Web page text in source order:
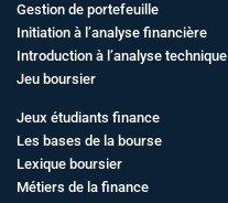
Gestion de portefeuille
Initiation à l’analyse financière
Introduction à l’analyse technique
Jeu boursier
Jeux étudiants finance
Les bases de la bourse
Lexique boursier
Métiers de la finance